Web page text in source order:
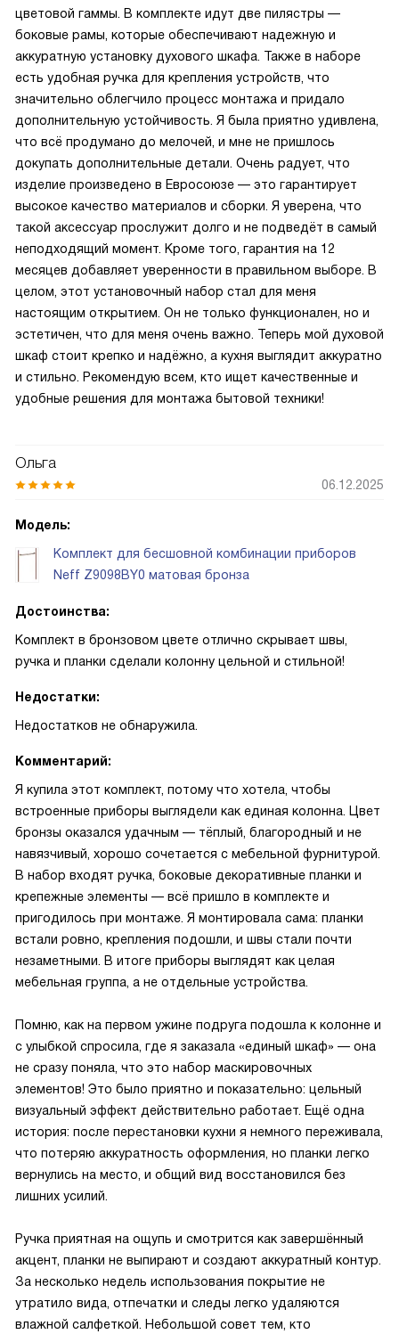
цветовой гаммы. В комплекте идут две пилястры —
боковые рамы, которые обеспечивают надежную и
аккуратную установку духового шкафа. Также в наборе
есть удобная ручка для крепления устройств, что
значительно облегчило процесс монтажа и придало
дополнительную устойчивость. Я была приятно удивлена,
что всё продумано до мелочей, и мне не пришлось
докупать дополнительные детали. Очень радует, что
изделие произведено в Евросоюзе — это гарантирует
высокое качество материалов и сборки. Я уверена, что
такой аксессуар прослужит долго и не подведёт в самый
неподходящий момент. Кроме того, гарантия на 12
месяцев добавляет уверенности в правильном выборе. В
целом, этот установочный набор стал для меня
настоящим открытием. Он не только функционален, но и
эстетичен, что для меня очень важно. Теперь мой духовой
шкаф стоит крепко и надёжно, а кухня выглядит аккуратно
и стильно. Рекомендую всем, кто ищет качественные и
удобные решения для монтажа бытовой техники!
Ольга
06.12.2025
Модель:
Комплект для бесшовной комбинации приборов
Neff Z9098BY0 матовая бронза
Достоинства:
Комплект в бронзовом цвете отлично скрывает швы,
ручка и планки сделали колонну цельной и стильной!
Недостатки:
Недостатков не обнаружила.
Комментарий:
Я купила этот комплект, потому что хотела, чтобы
встроенные приборы выглядели как единая колонна. Цвет
бронзы оказался удачным — тёплый, благородный и не
навязчивый, хорошо сочетается с мебельной фурнитурой.
В набор входят ручка, боковые декоративные планки и
крепежные элементы — всё пришло в комплекте и
пригодилось при монтаже. Я монтировала сама: планки
встали ровно, крепления подошли, и швы стали почти
незаметными. В итоге приборы выглядят как целая
мебельная группа, а не отдельные устройства.
Помню, как на первом ужине подруга подошла к колонне и
с улыбкой спросила, где я заказала «единый шкаф» — она
не сразу поняла, что это набор маскировочных
элементов! Это было приятно и показательно: цельный
визуальный эффект действительно работает. Ещё одна
история: после перестановки кухни я немного переживала,
что потеряю аккуратность оформления, но планки легко
вернулись на место, и общий вид восстановился без
лишних усилий.
Ручка приятная на ощупь и смотрится как завершённый
акцент, планки не выпирают и создают аккуратный контур.
За несколько недель использования покрытие не
утратило вида, отпечатки и следы легко удаляются
влажной салфеткой. Небольшой совет тем, кто